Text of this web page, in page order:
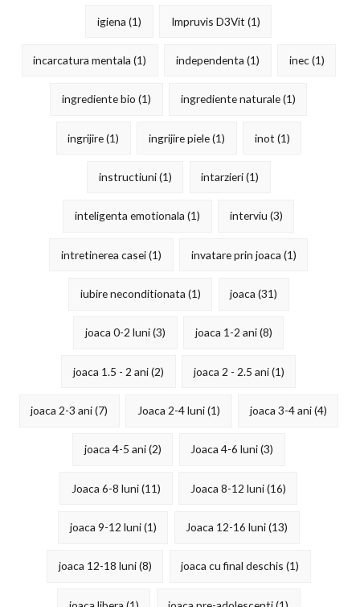
igiena (1) Impruvis D3Vit (1)
incarcatura mentala (1) independenta (1) inec(1)
ingrediente bio (1) ingrediente naturale(1)
ingrijire(1) ingrijire piele(1) inot (1)
instructiuni(1) intarzieri(1)
inteligenta emotionala (1) interviu (3)
intretinerea casei(1) invatare prin joaca (1)
iubire neconditionata (1) joaca (31)
joaca 0-2 luni(3) joaca 1-2 ani(8)
joaca 1.5 - 2 ani(2) joaca 2 - 2.5 ani(1)
joaca 2-3 ani(7) Joaca 2-4 luni(1) joaca 3-4 ani(4)
joaca 4-5 ani(2) Joaca 4-6 luni(3)
Joaca 6-8 luni(11) Joaca 8-12 luni(16)
joaca 9-12 luni(1) Joaca 12-16 luni(13)
joaca 12-18 luni(8) joaca cu final deschis (1)